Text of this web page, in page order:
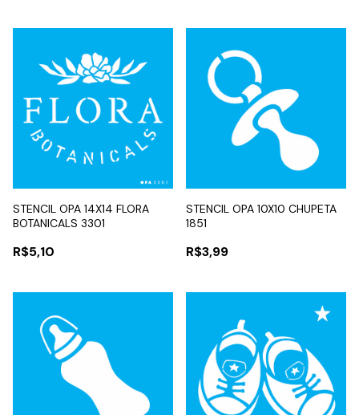
STENCIL OPA 14X14 FLORA
BOTANICALS 3301
R$5,10
STENCIL OPA 10X10 CHUPETA
1851
R$3,99